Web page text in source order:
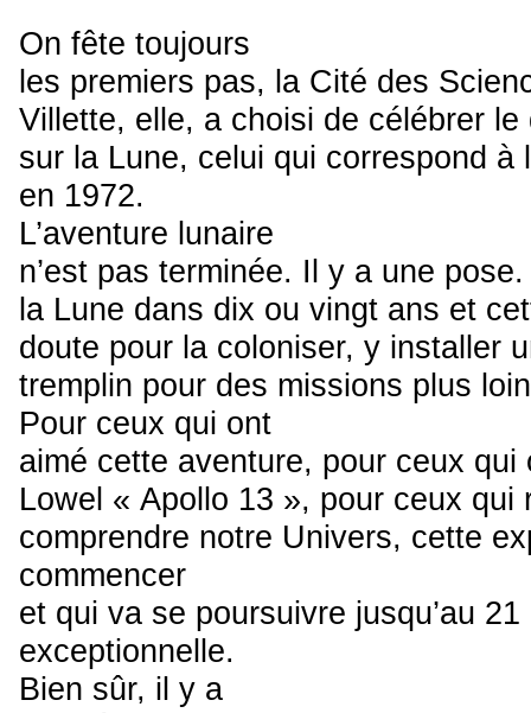
On fête toujours
les premiers pas, la Cité des
Villette, elle, a choisi de célébrer le
sur la Lune, celui qui correspond à
en 1972.
L’aventure lunaire
n’est pas terminée. Il y a une
la Lune dans dix ou vingt ans et
doute pour la coloniser, y installer
tremplin pour des missions plus
Pour ceux qui ont
aimé cette aventure, pour ceux
Lowel « Apollo 13 », pour ceux qui
comprendre notre Univers, cette
commencer
et qui va se poursuivre jusqu’au
exceptionnelle.
Bien sûr, il y a